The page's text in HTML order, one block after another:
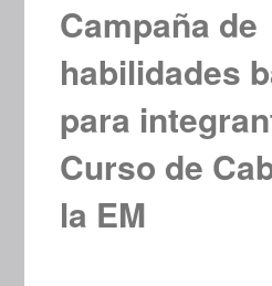
Campaña de
habilidades
para
Curso de
la EM